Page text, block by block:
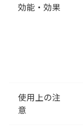
効能・効果
使用上の注
意